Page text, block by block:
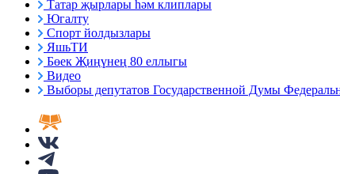
Татар җырлары һәм клиплары
Югалту
Спорт йолдызлары
ЯшьТИ
Бөек Җиңүнең 80 еллыгы
Видео
Выборы депутатов Государственной Думы